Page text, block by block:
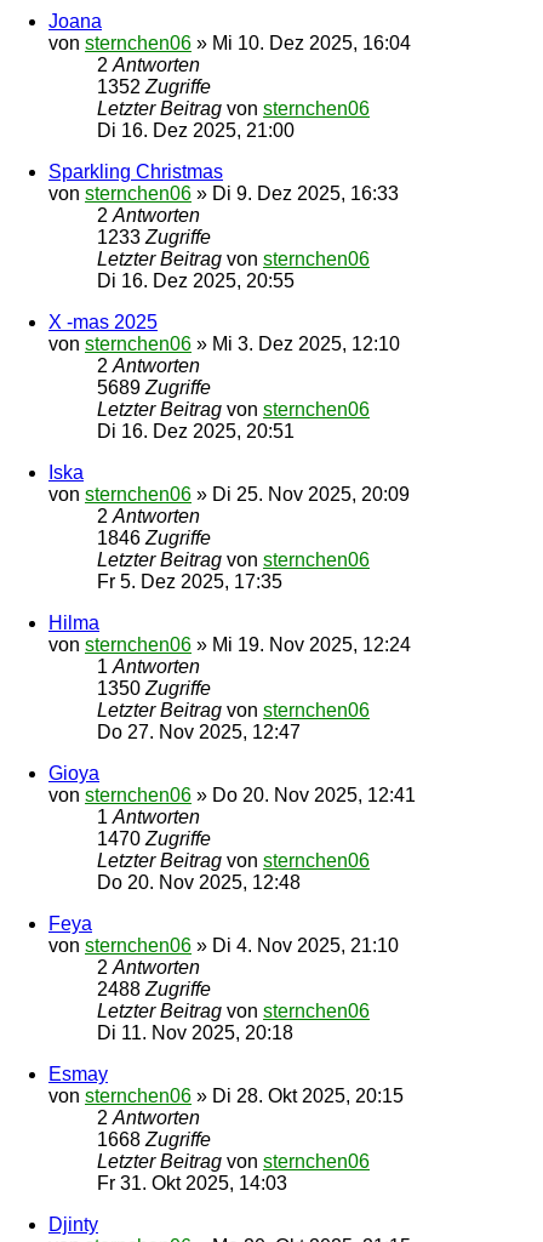
Joana
von sternchen06 » Mi 10. Dez 2025, 16:04
2 Antworten
1352 Zugriffe
Letzter Beitrag von sternchen06
Di 16. Dez 2025, 21:00
Sparkling Christmas
von sternchen06 » Di 9. Dez 2025, 16:33
2 Antworten
1233 Zugriffe
Letzter Beitrag von sternchen06
Di 16. Dez 2025, 20:55
X -mas 2025
von sternchen06 » Mi 3. Dez 2025, 12:10
2 Antworten
5689 Zugriffe
Letzter Beitrag von sternchen06
Di 16. Dez 2025, 20:51
Iska
von sternchen06 » Di 25. Nov 2025, 20:09
2 Antworten
1846 Zugriffe
Letzter Beitrag von sternchen06
Fr 5. Dez 2025, 17:35
Hilma
von sternchen06 » Mi 19. Nov 2025, 12:24
1 Antworten
1350 Zugriffe
Letzter Beitrag von sternchen06
Do 27. Nov 2025, 12:47
Gioya
von sternchen06 » Do 20. Nov 2025, 12:41
1 Antworten
1470 Zugriffe
Letzter Beitrag von sternchen06
Do 20. Nov 2025, 12:48
Feya
von sternchen06 » Di 4. Nov 2025, 21:10
2 Antworten
2488 Zugriffe
Letzter Beitrag von sternchen06
Di 11. Nov 2025, 20:18
Esmay
von sternchen06 » Di 28. Okt 2025, 20:15
2 Antworten
1668 Zugriffe
Letzter Beitrag von sternchen06
Fr 31. Okt 2025, 14:03
Djinty